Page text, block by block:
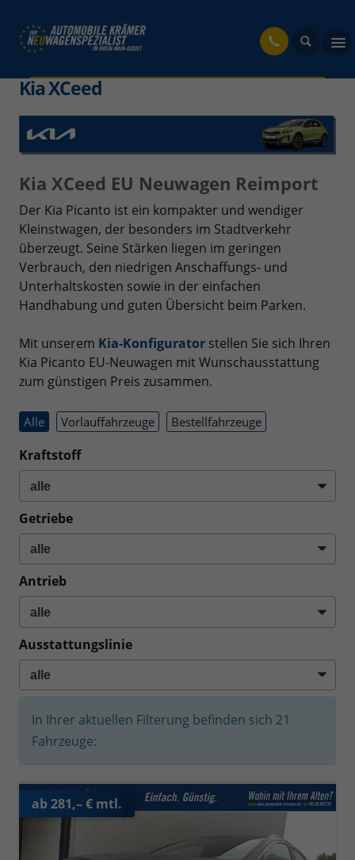
Kia XCeed
Kia XCeed EU Neuwagen Reimport
Der Kia Picanto ist ein kompakter und wendiger
Kleinstwagen, der besonders im Stadtverkehr
überzeugt. Seine Stärken liegen im geringen
Verbrauch, den niedrigen Anschaffungs- und
Unterhaltskosten sowie in der einfachen
Handhabung und guten Übersicht beim Parken.
Mit unserem Kia-Konfigurator stellen Sie sich Ihren
Kia Picanto EU-Neuwagen mit Wunschausstattung
zum günstigen Preis zusammen.
Alle Vorlauffahrzeuge Bestellfahrzeuge
Kraftstoff
Getriebe
Antrieb
Ausstattungslinie
In Ihrer aktuellen Filterung befinden sich 21
Fahrzeuge:
ab 281,– € mtl.